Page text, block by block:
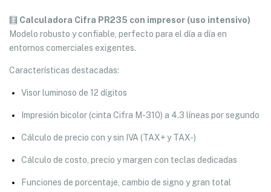
🧮 Calculadora Cifra PR235 con impresor (uso intensivo)
Modelo robusto y confiable, perfecto para el día a día en
entornos comerciales exigentes.
Características destacadas:
Visor luminoso de 12 dígitos
Impresión bicolor (cinta Cifra M-310) a 4.3 líneas por segundo
Cálculo de precio con y sin IVA (TAX+ y TAX-)
Cálculo de costo, precio y margen con teclas dedicadas
Funciones de porcentaje, cambio de signo y gran total